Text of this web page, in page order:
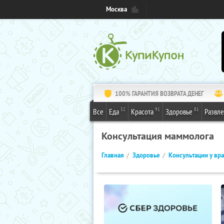
Москва
100% ГАРАНТИЯ ВОЗВРАТА ДЕНЕГ
Все Еда 32 Красота 91 Здоровье 81
Консультация маммолога
Главная Здоровье Консультации у